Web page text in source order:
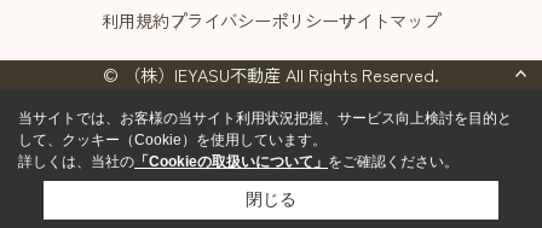
利用規約プライバシーポリシーサイトマップ
© （株）IEYASU不動産 All Rights Reserved.
当サイトでは、お客様の当サイト利用状況把握、サービス向上検討を目的と
して、クッキー（Cookie）を使用しています。
詳しくは、当社の 「Cookieの取扱いについて」 をご確認ください。
閉じる